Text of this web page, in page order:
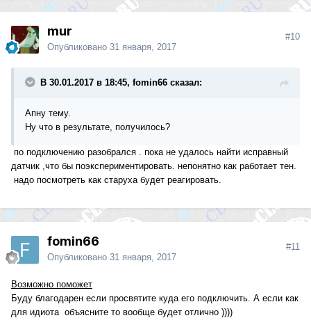
mur
Опубликовано 31 января, 2017
#10
В 30.01.2017 в 18:45, fomin66 сказал:
Апну тему.
Ну что в результате, получилось?
по подключению разобрался . пока не удалось найти исправный
датчик ,что бы поэкспериментировать. непонятно как работает тен.
надо посмотреть как старуха будет реагировать.
fomin66
Опубликовано 31 января, 2017
#11
Возможно поможет
Буду благодарен если просвятите куда его подключить. А если как
для идиота объясните то вообще будет отлично ))))